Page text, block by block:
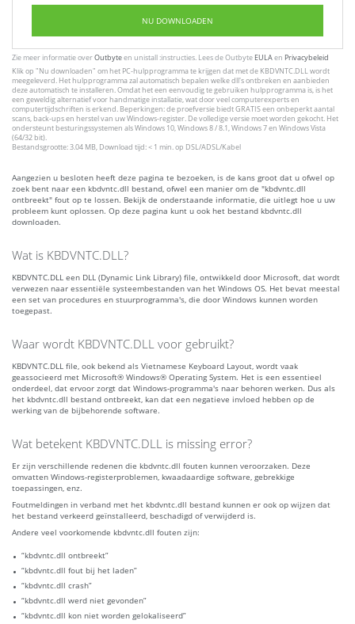
NU DOWNLOADEN
Zie meer informatie overOutbyteen unistall :instructies. Lees de Outbyte EULAen Privacybeleid
Klik op "Nu downloaden" om het PC-hulpprogramma te krijgen dat met de KBDVNTC.DLL wordt
meegeleverd. Het hulpprogramma zal automatisch bepalen welke dll's ontbreken en aanbieden
deze automatisch te installeren. Omdat het een eenvoudig te gebruiken hulpprogramma is, is het
een geweldig alternatief voor handmatige installatie, wat door veel computerexperts en
computertijdschriften is erkend. Beperkingen: de proefversie biedt GRATIS een onbeperkt aantal
scans, back-ups en herstel van uw Windows-register. De volledige versie moet worden gekocht. Het
ondersteunt besturingssystemen als Windows 10, Windows 8 / 8.1, Windows 7 en Windows Vista
(64/32 bit).
Bestandsgrootte: 3.04 MB, Download tijd: < 1 min. op DSL/ADSL/Kabel
Aangezien u besloten heeft deze pagina te bezoeken, is de kans groot dat u ofwel op
zoek bent naar een kbdvntc.dll bestand, ofwel een manier om de "kbdvntc.dll
ontbreekt" fout op te lossen. Bekijk de onderstaande informatie, die uitlegt hoe u uw
probleem kunt oplossen. Op deze pagina kunt u ook het bestand kbdvntc.dll
downloaden.
Wat is KBDVNTC.DLL?
KBDVNTC.DLL een DLL (Dynamic Link Library) file, ontwikkeld door Microsoft, dat wordt
verwezen naar essentiële systeembestanden van het Windows OS. Het bevat meestal
een set van procedures en stuurprogramma's, die door Windows kunnen worden
toegepast.
Waar wordt KBDVNTC.DLL voor gebruikt?
KBDVNTC.DLL file, ook bekend als Vietnamese Keyboard Layout, wordt vaak
geassocieerd met Microsoft® Windows® Operating System. Het is een essentieel
onderdeel, dat ervoor zorgt dat Windows-programma's naar behoren werken. Dus als
het kbdvntc.dll bestand ontbreekt, kan dat een negatieve invloed hebben op de
werking van de bijbehorende software.
Wat betekent KBDVNTC.DLL is missing error?
Er zijn verschillende redenen die kbdvntc.dll fouten kunnen veroorzaken. Deze
omvatten Windows-registerproblemen, kwaadaardige software, gebrekkige
toepassingen, enz.
Foutmeldingen in verband met het kbdvntc.dll bestand kunnen er ook op wijzen dat
het bestand verkeerd geïnstalleerd, beschadigd of verwijderd is.
Andere veel voorkomende kbdvntc.dll fouten zijn:
“kbdvntc.dll ontbreekt”
“kbdvntc.dll fout bij het laden”
“kbdvntc.dll crash”
“kbdvntc.dll werd niet gevonden”
“kbdvntc.dll kon niet worden gelokaliseerd”